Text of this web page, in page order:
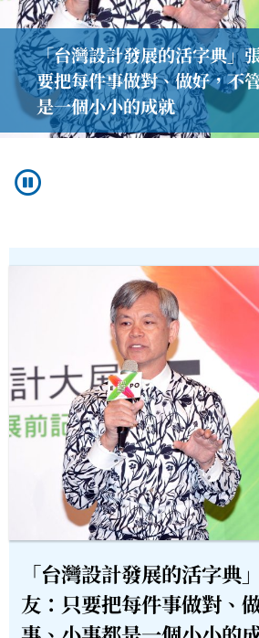
「台灣設計發展的活字典」
要把每件事做對、做好，不
是一個小小的成就
「台灣設計發展的活字典
友：只要把每件事做對、